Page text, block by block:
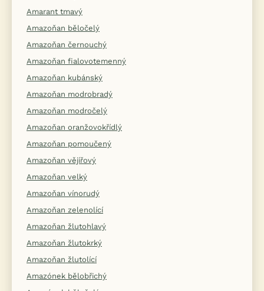
Amarant tmavý
Amazoňan běločelý
Amazoňan černouchý
Amazoňan fialovotemenný
Amazoňan kubánský
Amazoňan modrobradý
Amazoňan modročelý
Amazoňan oranžovokřídlý
Amazoňan pomoučený
Amazoňan vějířový
Amazoňan velký
Amazoňan vínorudý
Amazoňan zelenolící
Amazoňan žlutohlavý
Amazoňan žlutokrký
Amazoňan žlutolící
Amazónek bělobřichý